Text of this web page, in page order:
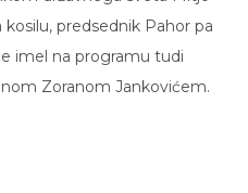
predsednik Pahor pa
imel na programu tudi
Zoranom Jankovićem.